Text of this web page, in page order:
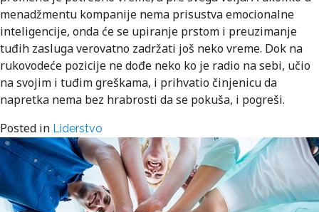
menadžmentu kompanije nema prisustva emocionalne
inteligencije, onda će se upiranje prstom i preuzimanje
tuđih zasluga verovatno zadržati još neko vreme. Dok na
rukovodeće pozicije ne dođe neko ko je radio na sebi, učio
na svojim i tuđim greškama, i prihvatio činjenicu da
napretka nema bez hrabrosti da se pokuša, i pogreši.
Posted in Liderstvo